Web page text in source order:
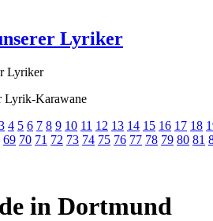
Lyriker
Lyrik-Karawane
4 5 6 7 8 9 10 11 12 13 14 15 16 17 18
69 70 71 72 73 74 75 76 77 78 79 80 81
in Dortmund